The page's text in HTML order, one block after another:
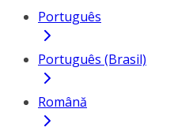
Português
Português (Brasil)
Română